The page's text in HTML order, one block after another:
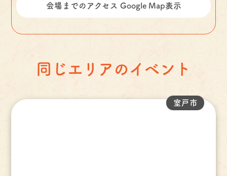
会場までのアクセス Google Map表示
同じエリアのイベント
室戸市